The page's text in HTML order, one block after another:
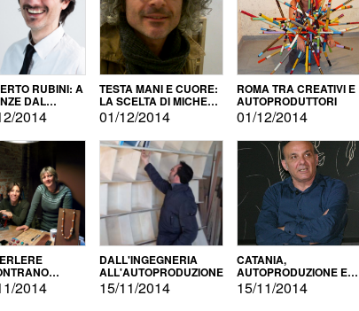
RUBINI: A
DAL
ALLA
2014
TESTA MANI E CUORE:
LA SCELTA DI MICHELE
BARBERIO
01/12/2014
ROMA TRA CREATIVI E
AUTOPRODUTTORI
01/12/2014
2014
DALL'INGEGNERIA
ALL'AUTOPRODUZIONE
15/11/2014
CATANIA,
AUTOPRODUZIONE E
COMMERCIALIZZAZIONE
15/11/2014